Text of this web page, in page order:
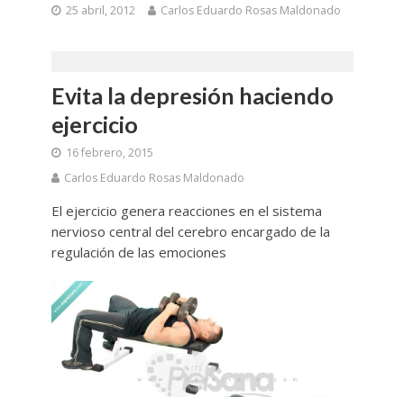
25 abril, 2012 Carlos Eduardo Rosas Maldonado
Evita la depresión haciendo
ejercicio
16 febrero, 2015
Carlos Eduardo Rosas Maldonado
El ejercicio genera reacciones en el sistema
nervioso central del cerebro encargado de la
regulación de las emociones